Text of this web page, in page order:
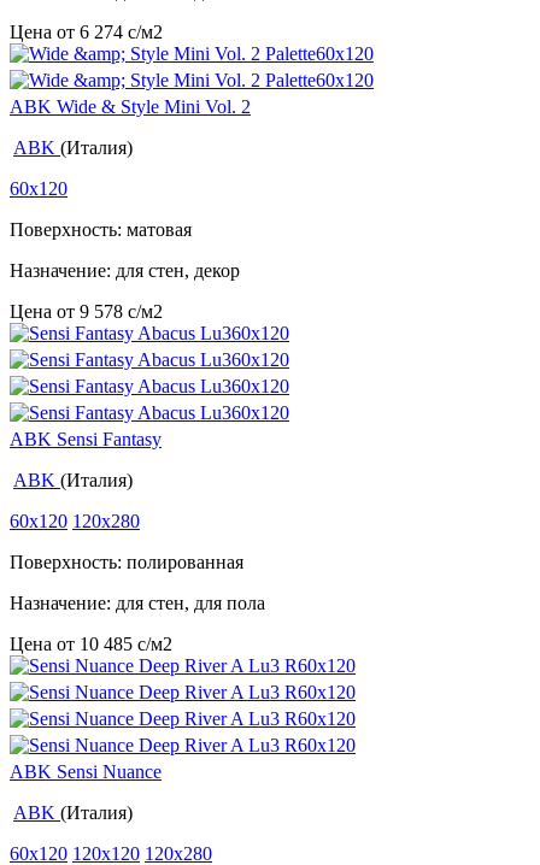
Цена от 6 274 c/м2
ABK Wide & Style Mini Vol. 2
ABK (Италия)
60x120
Поверхность: матовая
Назначение: для стен, декор
Цена от 9 578 c/м2
ABK Sensi Fantasy
ABK (Италия)
60x120 120x280
Поверхность: полированная
Назначение: для стен, для пола
Цена от 10 485 c/м2
ABK Sensi Nuance
ABK (Италия)
60x120 120x120 120x280